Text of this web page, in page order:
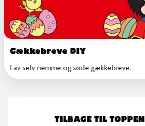
Gækkebreve DIY
Lav selv nemme og søde gækkebreve.
TILBAGE TIL TOPPEN